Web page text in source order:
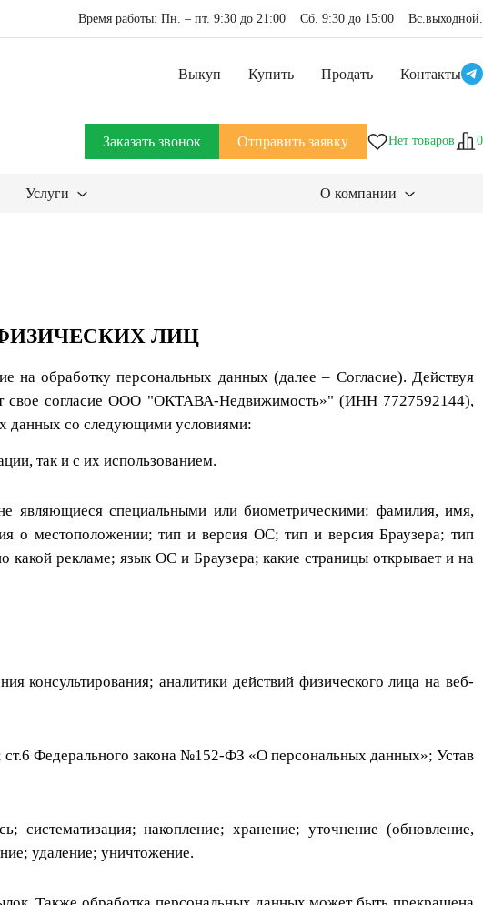
Время работы: Пн. – пт. 9:30 до 21:00 Сб. 9:30 до 15:00 Вс.выходной.
Выкуп Купить Продать Контакты
Заказать звонок Отправить заявку Нет товаров 0
Услуги О компании
ЛИЦ
на обработку персональных данных (далее – Согласие). Действуя
свое согласие ООО "ОКТАВА-Недвижимость»" (ИНН 7727592144),
данных со следующими условиями:
так и с их использованием.
являющиеся специальными или биометрическими: фамилия, имя,
о местоположении; тип и версия ОС; тип и версия Браузера; тип
какой рекламе; язык ОС и Браузера; какие страницы открывает и на
консультирования; аналитики действий физического лица на веб-
Федерального закона №152-ФЗ «О персональных данных»; Устав
накопление; хранение; уточнение (обновление,
удаление; уничтожение.